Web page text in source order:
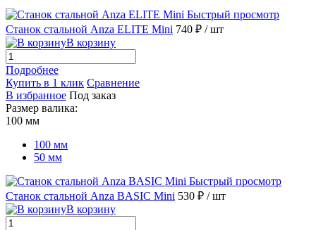
Быстрый просмотр
Станок стальной Anza ELITE Mini 740 ₽ / шт
В корзину
Подробнее
Купить в 1 клик Сравнение
В избранное Под заказ
Размер валика:
100 мм
100 мм
50 мм
Быстрый просмотр
Станок стальной Anza BASIC Mini 530 ₽ / шт
В корзину